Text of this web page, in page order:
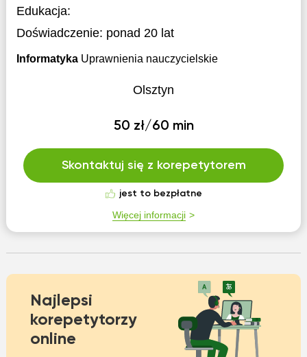
Edukacja:
Doświadczenie: ponad 20 lat
Informatyka Uprawnienia nauczycielskie
Olsztyn
50 zł/60 min
Skontaktuj się z korepetytorem
jest to bezpłatne
Więcej informacji
Najlepsi
korepetytorzy
online